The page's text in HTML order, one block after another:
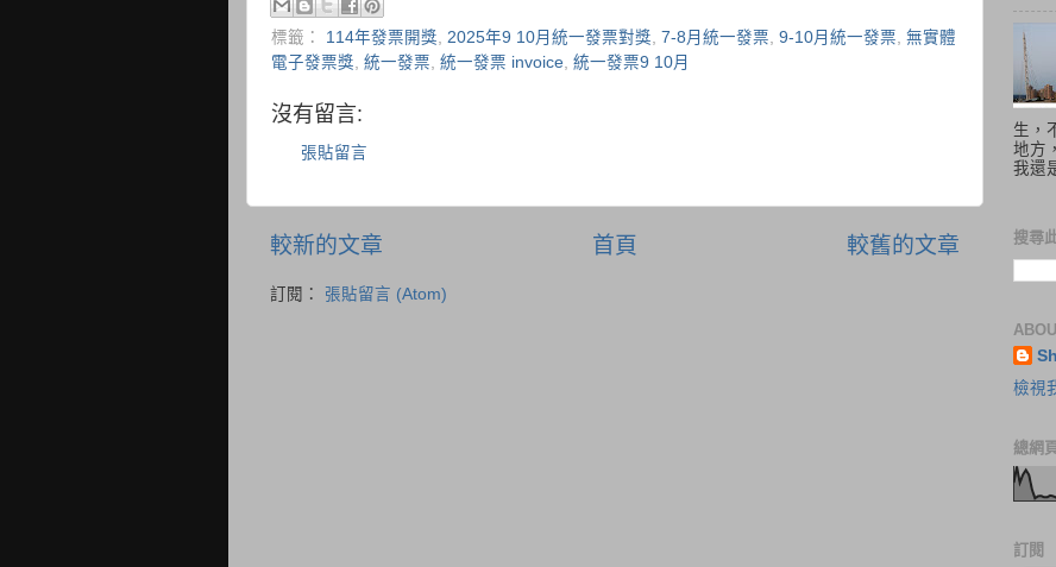
標籤： 114年發票開獎 2025年9 10月統一發票對獎 7-8月統一發票 9-10月統一發票 無實體
電子發票獎 統一發票 統一發票 invoice 統一發票9 10月
沒有留言:
張貼留言
較新的文章 較舊的文章
首頁
訂閱： 張貼留言 (Atom)
生，
地方
我還
搜尋
檢視
總網
訂閱